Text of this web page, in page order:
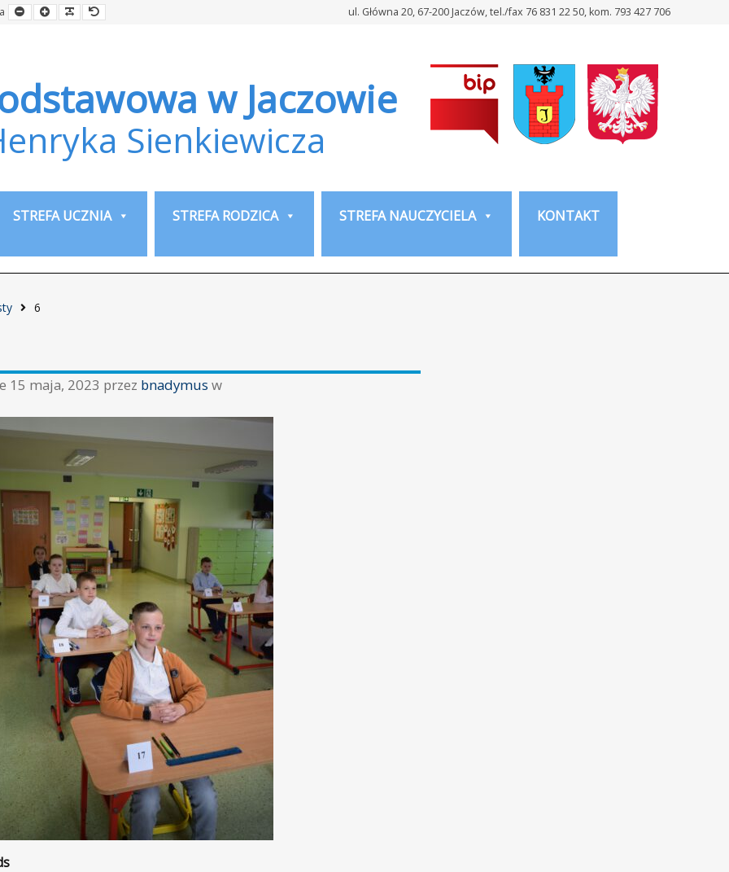
Smaller
Font
Larger
Font
Readable
Font
Default
Font ul. Główna 20, 67-200 Jaczów, tel./fax 76 831 22 50, kom. 793 427 706
w Jaczowie
Sienkiewicza
STREFA UCZNIA STREFA RODZICA STREFA NAUCZYCIELA KONTAKT
6
15 maja, 2023 przez bnadymus w